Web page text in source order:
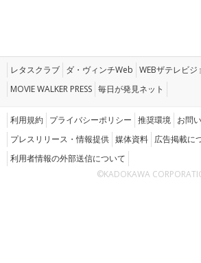
レタスクラブ ダ・ヴィンチWeb WEBザテレビジ
MOVIE WALKER PRESS 毎日が発見ネット
利用規約 プライバシーポリシー 推奨環境 お問
プレスリリース・情報提供 媒体資料 広告掲載に
利用者情報の外部送信について
©KADOKAWA